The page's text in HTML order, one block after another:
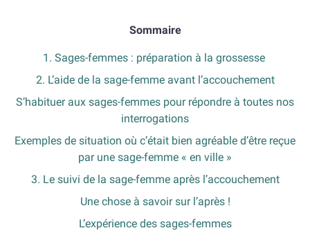
Sommaire
1. Sages-femmes : préparation à la grossesse
2. L’aide de la sage-femme avant l’accouchement
S’habituer aux sages-femmes pour répondre à toutes nos
interrogations
Exemples de situation où c’était bien agréable d’être reçue
par une sage-femme « en ville »
3. Le suivi de la sage-femme après l’accouchement
Une chose à savoir sur l’après !
L’expérience des sages-femmes